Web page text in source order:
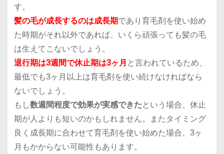
す。
髪の毛が成長するのは成長期であり育毛剤を使い始め
た時期がそれ以外であれば、いくら頑張っても髪の毛
は生えてこないでしょう。
退行期は3週間で休止期は3ヶ月 と言われているため、
最低でも3ヶ月以上は育毛剤を使い続けなければなら
ないでしょう。
もし数週間程度で効果が実感できたという場合、休止
期が人よりも短いのかもしれません。またタイミング
良く成長期に合わせて育毛剤を使い始めた場合、3ヶ
月もかからない可能性もあります。